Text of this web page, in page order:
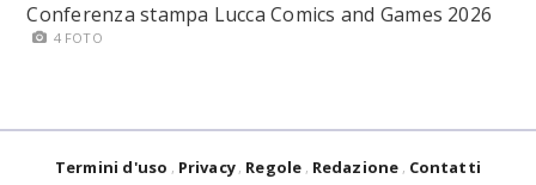
Conferenza stampa Lucca Comics and Games 2026
4 FOTO
Termini d'uso Privacy Regole Redazione Contatti